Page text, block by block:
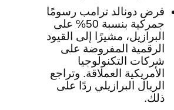
فرض دونالد ترامب رسومًا
جمركية بنسبة 50% على
البرازيل، مشيرًا إلى القيود
الرقمية المفروضة على
شركات التكنولوجيا
الأمريكية العملاقة. وتراجع
الريال البرازيلي ردًا على
ذلك.